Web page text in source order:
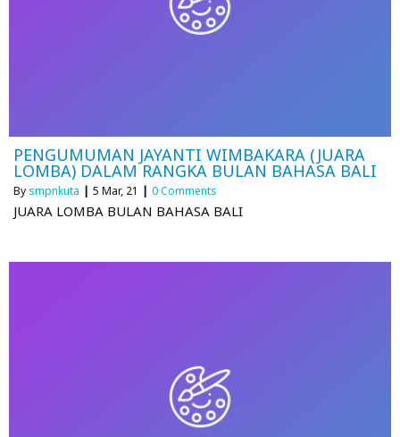
PENGUMUMAN JAYANTI WIMBAKARA (JUARA
LOMBA) DALAM RANGKA BULAN BAHASA BALI
By smpnkuta | 5 Mar, 21 | 0 Comments
JUARA LOMBA BULAN BAHASA BALI